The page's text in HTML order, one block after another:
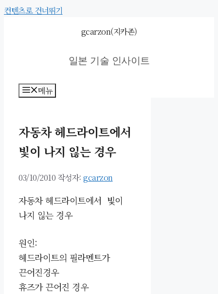
컨텐츠로 건너뛰기
gcarzon(지카존)
일본 기술 인사이트
메뉴
자동차 헤드라이트에서
빛이 나지 읺는 경우
03/10/2010 작성자: gcarzon
자동차 헤드라이트에서 빛이
나지 읺는 경우
원인:
헤드라이트의 필라멘트가
끈어진경우
휴즈가 끈어진 경우